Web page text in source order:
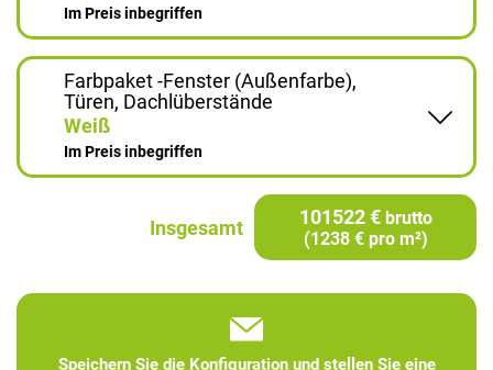
Im Preis inbegriffen
Farbpaket -Fenster (Außenfarbe),
Türen, Dachlüberstände
Weiß
Im Preis inbegriffen
Insgesamt 101522 € brutto
(1238 € pro m²)
Speichern Sie die Konfiguration und stellen Sie eine